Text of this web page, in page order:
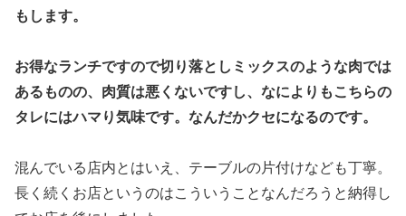
もします。
お得なランチですので切り落としミックスのような肉では
あるものの、肉質は悪くないですし、なによりもこちらの
タレにはハマり気味です。なんだかクセになるのです。
混んでいる店内とはいえ、テーブルの片付けなども丁寧。
長く続くお店というのはこういうことなんだろうと納得し